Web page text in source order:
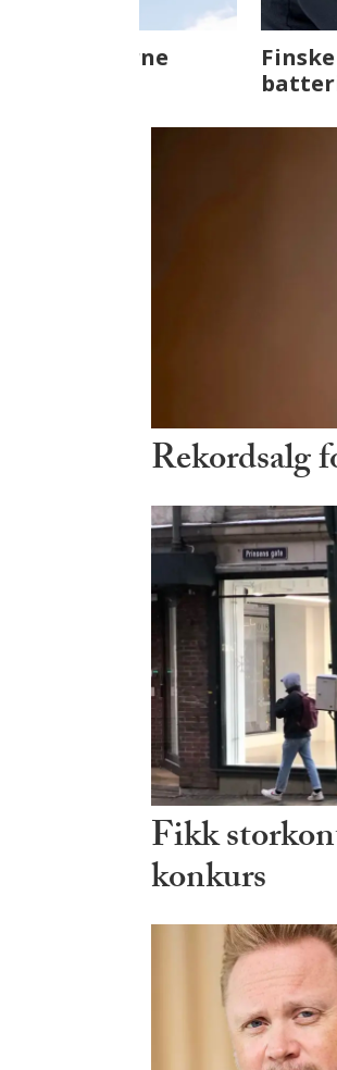
Fenistra endrer
ser vi på
Rekordsalg
Fikk
konkurs